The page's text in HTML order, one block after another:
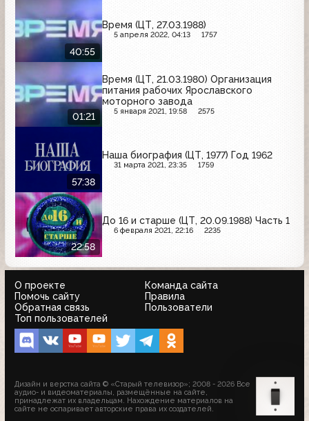
40:55
Время (ЦТ, 27.03.1988)
5 апреля 2022, 04:13 1757
01:21
Время (ЦТ, 21.03.1980) Организация
питания рабочих Ярославского
моторного завода
5 января 2021, 19:58 2575
57:38
Наша биография (ЦТ, 1977) Год 1962
31 марта 2021, 23:35 1759
22:58
До 16 и старше (ЦТ, 20.09.1988) Часть 1
6 февраля 2021, 22:16 2235
О проекте
Команда сайта
Помочь сайту
Правила
Обратная связь
Пользователи
Топ пользователей
Дизайн и верстка сайта © «Старый телевизор»; 2008 - 2026 Все
аудио- и видеоматериалы, размещённые на сайте,
принадлежат их владельцам. Нахождение материалов на
сайте не оспаривает авторские права их создателей.